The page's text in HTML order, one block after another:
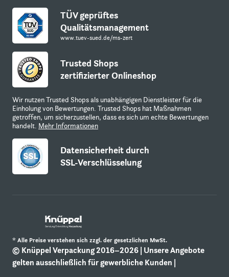
TÜV geprüftes
Qualitätsmanagement
www.tuev-sued.de/ms-zert
Trusted Shops
zertifizierter Onlineshop
Wir nutzen Trusted Shops als unabhängigen Dienstleister für die
Einholung von Bewertungen. Trusted Shops hat Maßnahmen
getroffen, um sicherzustellen, dass es sich um echte Bewertungen
handelt. Mehr Informationen
Datensicherheit durch
SSL-Verschlüsselung
* Alle Preise verstehen sich zzgl. der gesetzlichen MwSt.
© Knüppel Verpackung 2016–2026 | Unsere Angebote
gelten ausschließlich für gewerbliche Kunden |